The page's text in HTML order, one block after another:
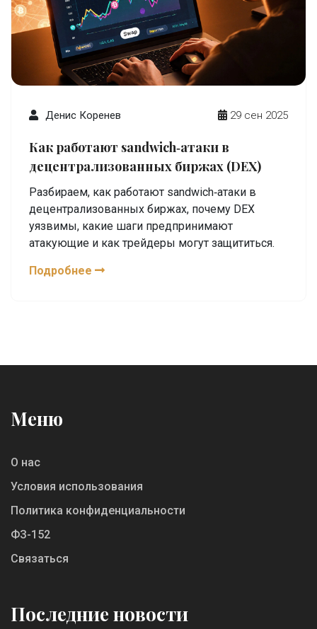
Денис Коренев 29 сен 2025
Как работают sandwich‑атаки в
децентрализованных биржах (DEX)
Разбираем, как работают sandwich‑атаки в
децентрализованных биржах, почему DEX
уязвимы, какие шаги предпринимают
атакующие и как трейдеры могут защититься.
Подробнее
Меню
О нас
Условия использования
Политика конфиденциальности
ФЗ-152
Связаться
Последние новости